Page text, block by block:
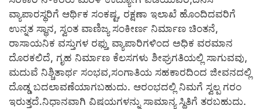
ವ್ಯಾಪಾರಸ್ಥರಿಗೆ ಆರ್ಥಿಕ ಸಂಕಷ್ಟ, ರಕ್ಷಣಾ ಇಲಾಖೆ ಹೊಂದಿದವರಿಗೆ
ಉನ್ನತ ಸ್ಥಾನ, ಸ್ವಂತ ವಾಣಿಜ್ಯ ಸಂಕೀರ್ಣ ನಿರ್ಮಾಣ ಚಿಂತನೆ,
ರಾಸಾಯನಿಕ ವಸ್ತುಗಳ ರಫ್ತು ವ್ಯಾಪಾರಿಗಳಿಂದ ಅಧಿಕ ವರಮಾನ
ದೊರಕಲಿದೆ, ಗೃಹ ನಿರ್ಮಾಣ ಕೆಲಸಗಳು ಶೀಘ್ರಗತಿಯಲ್ಲಿ ಸಾಗುವವು,
ಮದುವೆ ನಿಶ್ಚಿತಾರ್ಥ ಸಂಭವ,ಸಂಗಾತಿಯ ಸಹಕಾರದಿಂದ ಜೀವನದಲ್ಲಿ
ದೊಡ್ಡ ಬದಲಾವಣೆಯಾಗಬಹುದು. ಆರಂಭದಲ್ಲಿ ನಿಮಗೆ ಸ್ವಲ್ಪ ಗರಂ
ಇರುತ್ತದೆ.ನಿಧಾನವಾಗಿ ವಿಷಯಗಳನ್ನು ಸಾಮಾನ್ಯ ಸ್ಥಿತಿಗೆ ತರಬಹುದು.